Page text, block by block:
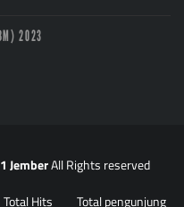
2023
JemberAll Rights reserved
Total Hits Total pengunjung